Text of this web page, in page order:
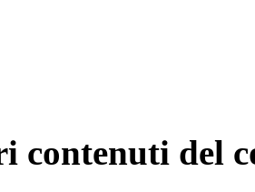
contenuti del